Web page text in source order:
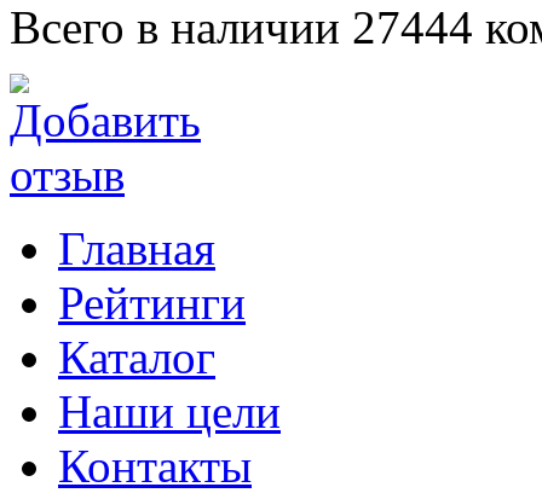
Всего в наличии 27444
Главная
Рейтинги
Каталог
Наши цели
Контакты